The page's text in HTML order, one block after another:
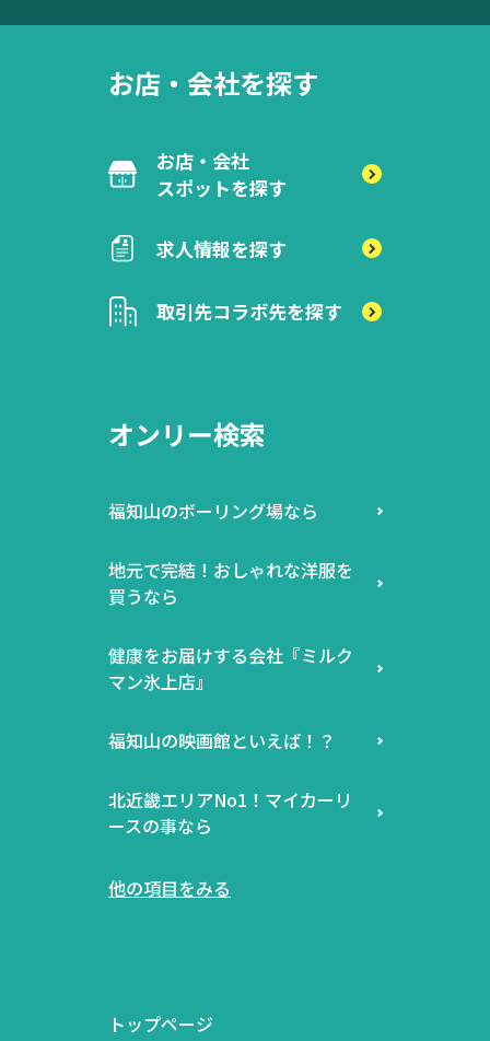
お店・会社を探す
お店・会社
スポットを探す
求人情報を探す
取引先コラボ先を探す
オンリー検索
福知山のボーリング場なら
地元で完結！おしゃれな洋服を
買うなら
健康をお届けする会社『ミルク
マン氷上店』
福知山の映画館といえば！？
北近畿エリアNo1！マイカーリ
ースの事なら
他の項目をみる
トップページ